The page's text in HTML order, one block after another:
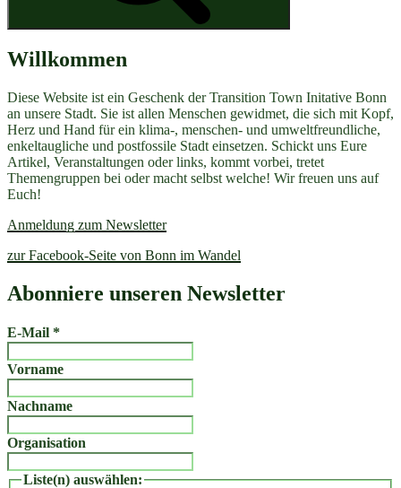
Willkommen
Diese Website ist ein Geschenk der Transition Town Initative Bonn
an unsere Stadt. Sie ist allen Menschen gewidmet, die sich mit Kopf,
Herz und Hand für ein klima-, menschen- und umweltfreundliche,
enkeltaugliche und postfossile Stadt einsetzen. Schickt uns Eure
Artikel, Veranstaltungen oder links, kommt vorbei, tretet
Themengruppen bei oder macht selbst welche! Wir freuen uns auf
Euch!
Anmeldung zum Newsletter
zur Facebook-Seite von Bonn im Wandel
Abonniere unseren Newsletter
E-Mail *
Vorname
Nachname
Organisation
Liste(n) auswählen: